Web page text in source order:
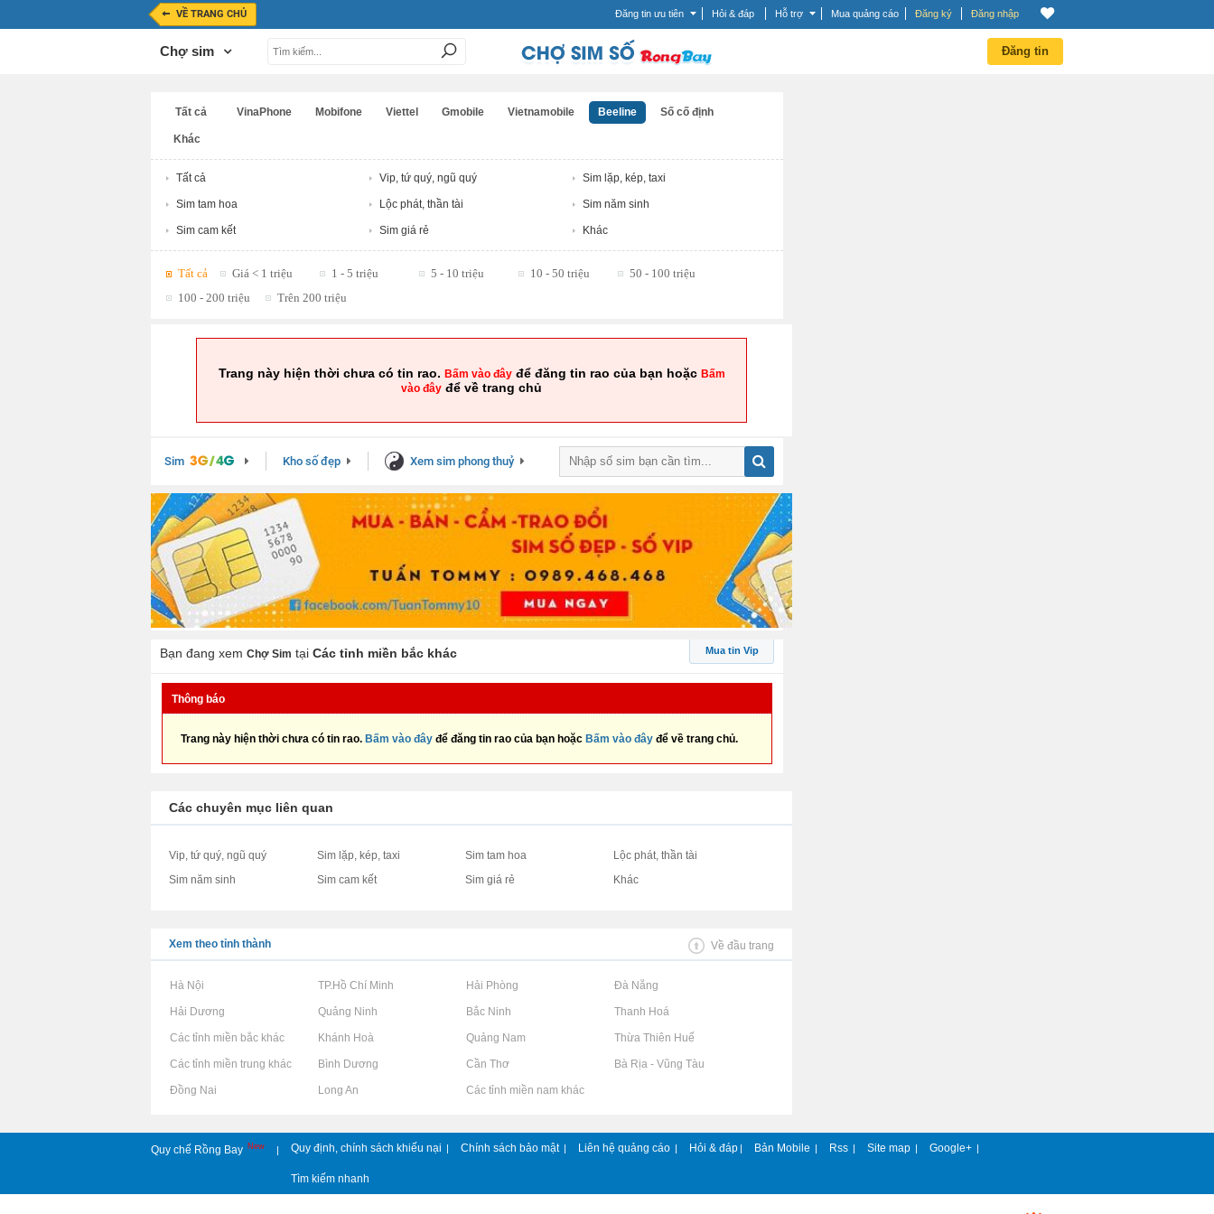
VỀ TRANG CHỦ Đăng tin ưu tiên Hỏi & đáp Hỗ trợ Mua quảng cáo Đăng ký Đăng nhập
Chợ sim Đăng tin
Tất cả VinaPhone Mobifone Viettel Gmobile Vietnamobile Beeline Số cố định
Khác
Tất cả Vip, tứ quý, ngũ quý Sim lặp, kép, taxi
Sim tam hoa Lộc phát, thần tài Sim năm sinh
Sim cam kết Sim giá rẻ Khác
Tất cả Giá < 1 triệu 1 - 5 triệu 5 - 10 triệu 10 - 50 triệu
50 - 100 triệu
100 - 200 triệu
Trên 200 triệu
Trang này hiện thời chưa có tin rao. Bấm vào đâyđể đăng tin rao của bạn hoặc Bấm
vào đây để về trang chủ
Sim Kho số đẹp Xem sim phong thuỷ
Bạn đang xem Chợ Sim tại Các tỉnh miền bắc khác Mua tin Vip
Thông báo
Trang này hiện thời chưa có tin rao. Bấm vào đây để đăng tin rao của bạn hoặc Bấm vào đây để về trang chủ.
Các chuyên mục liên quan
Vip, tứ quý, ngũ quý Sim lặp, kép, taxi Sim tam hoa
Lộc phát, thần tài
Sim năm sinh
Sim cam kết Sim giá rẻ Khác
Xem theo tỉnh thành Về đầu trang
Rao vặt tại Hà Nội Rao vặt tại TP.Hồ Chí Minh Rao vặt tại Hải Phòng Rao vặt tại Đà Nẵng
Rao vặt tại Hải Dương Rao vặt tại Quảng Ninh Rao vặt tại Bắc Ninh Rao vặt tại Thanh Hoá
Rao vặt tại Các tỉnh miền bắc khácRao vặt tại Khánh Hoà Rao vặt tại Quảng Nam Rao vặt tại Thừa Thiên Huế
Rao vặt tại Các tỉnh miền trung khácRao vặt tại Bình Dương Rao vặt tại Cần Thơ Rao vặt tại Bà Rịa - Vũng Tàu
Rao vặt tại Đồng Nai Rao vặt tại Long An Rao vặt tại Các tỉnh miền nam khác
Quy chế Rồng Bay New | Quy định, chính sách khiếu nại | Chính sách bảo mật | Liên hệ quảng cáo | Hỏi & đáp | Bản Mobile | Rss | Site map | Google+ |
Tìm kiếm nhanh